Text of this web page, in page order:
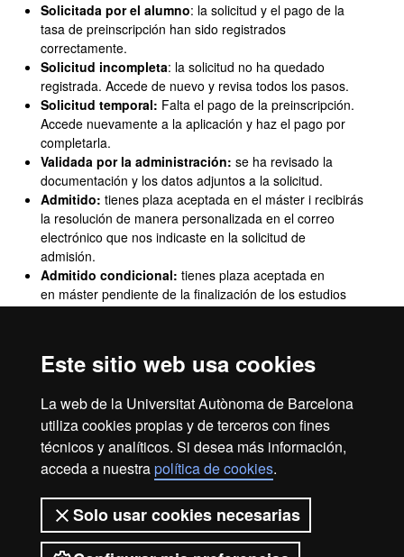
Este sitio web usa cookies
La web de la Universitat Autònoma de Barcelona
utiliza cookies propias y de terceros con fines
técnicos y analíticos. Si desea más información,
acceda a nuestrapolítica de cookies.
Solo usar cookies necesarias
Solicitada por el alumno: la solicitud y el pago de la
tasa de preinscripción han sido registrados
correctamente.
Solicitud incompleta: la solicitud no ha quedado
registrada. Accede de nuevo y revisa todos los pasos.
Solicitud temporal: Falta el pago de la preinscripción.
Accede nuevamente a la aplicación y haz el pago por
completarla.
Validada por la administración: se ha revisado la
documentación y los datos adjuntos a la solicitud.
Admitido: tienes plaza aceptada en el máster i recibirás
la resolución de manera personalizada en el correo
electrónico que nos indicaste en la solicitud de
admisión.
Admitido condicional: tienes plaza aceptada en
en máster pendiente de la finalización de los estudios
cómo realizar el pago de prematrícula de máster
Lista de espera: has sido admitido en el máster pero,
de momento, no hay plazas vacantes.
Solicitud denegada:no tienes plaza en el máster. Los
motivos de denegación los recibirás en la resolución
que te enviaremos a tu correo electrónico.